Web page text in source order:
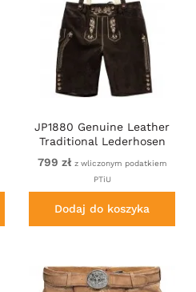
JP1880 Genuine Leather
Traditional Lederhosen
Shorts Brown
799 zł z wliczonym podatkiem
PTiU
Dodaj do koszyka